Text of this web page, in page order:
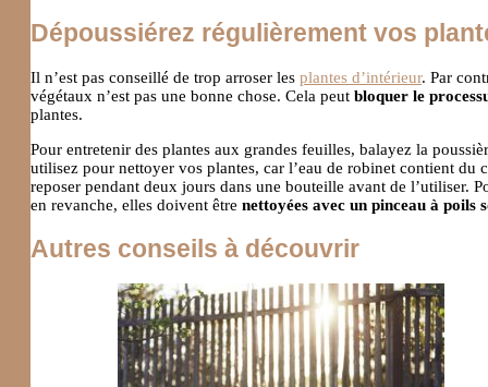
Dépoussiérez régulièrement vos
Il n’est pas conseillé de trop arroser les plantes d’intérieur. Par
végétaux n’est pas une bonne chose. Cela peut bloquer le
plantes.
Pour entretenir des plantes aux grandes feuilles, balayez la
utilisez pour nettoyer vos plantes, car l’eau de robinet contient du
reposer pendant deux jours dans une bouteille avant de l’utiliser.
en revanche, elles doivent être nettoyées avec un pinceau à poils
Autres conseils à découvrir